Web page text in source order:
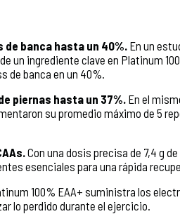
banca hasta un 40%. En un
un ingrediente clave en Platinum
de banca en un 40%.
piernas hasta un 37%. En el
su promedio máximo de 5
Con una dosis precisa de 7,4 g
esenciales para una rápida
100% EAA+ suministra los
lo perdido durante el ejercicio.